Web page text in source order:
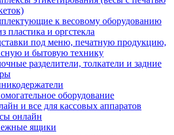
к весовому оборудованию
пластика и оргстекла
под меню, печатную продукцию,
и бытовую технику
разделители, толкатели и задние
оборудование
и все для кассовых аппаратов
онлайн
ящики